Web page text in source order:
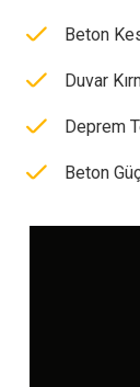
Beton
Duvar
Deprem
Beton